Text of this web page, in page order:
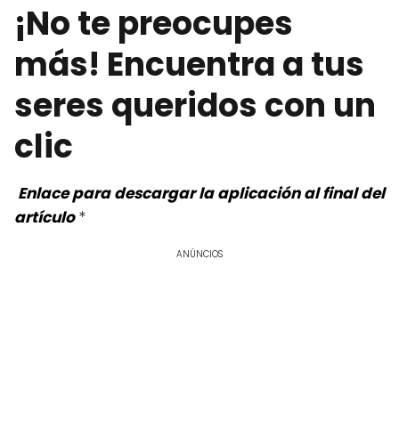
¡No te preocupes
más! Encuentra a tus
seres queridos con un
clic
Enlace para descargar la aplicación al final del
artículo *
ANÚNCIOS